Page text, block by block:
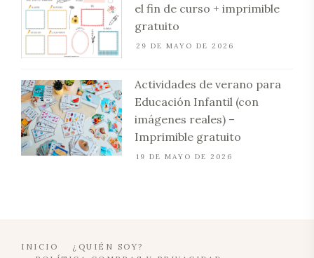
el fin de curso + imprimible
gratuito
29 DE MAYO DE 2026
Actividades de verano para
Educación Infantil (con
imágenes reales) –
Imprimible gratuito
19 DE MAYO DE 2026
INICIO
¿QUIÉN SOY?